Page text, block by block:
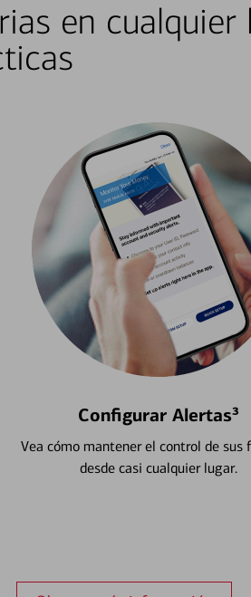
en
Configurar Alertas³
Vea cómo mantener el control de sus
desde casi cualquier lugar.